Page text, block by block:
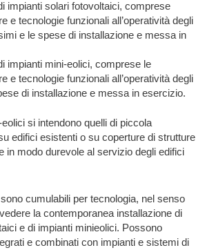
impianti solari fotovoltaici, comprese
e tecnologie funzionali all’operatività degli
e le spese di installazione e messa in
impianti mini-eolici, comprese le
e tecnologie funzionali all’operatività degli
di installazione e messa in esercizio.
si intendono quelli di piccola
edifici esistenti o su coperture di strutture
in modo durevole al servizio degli edifici
cumulabili per tecnologia, nel senso
la contemporanea installazione di
e di impianti minieolici. Possono
e combinati con impianti e sistemi di